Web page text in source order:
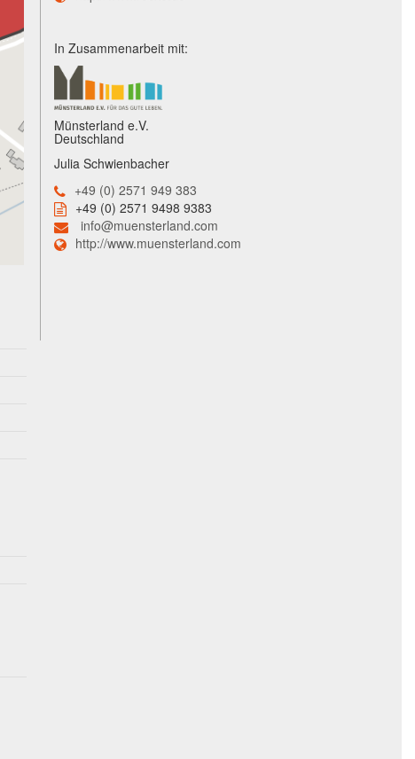
In Zusammenarbeit mit:
Münsterland e.V.
Deutschland
Julia Schwienbacher
+49 (0) 2571 949 383
+49 (0) 2571 9498 9383
info@muensterland.com
http://www.muensterland.com